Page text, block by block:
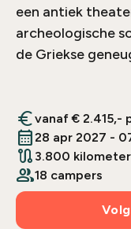
een antiek
archeologische
de Griekse
eurovanaf € 2.415,-
calendar_month28 apr 2027 -
route 3.800 kilometer
people18 campers